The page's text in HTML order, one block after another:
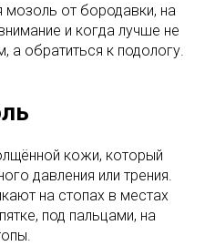
мозоль от бородавки, на
и когда лучше не
а обратиться к подологу.
кожи, который
давления или трения.
на стопах в местах
под пальцами, на